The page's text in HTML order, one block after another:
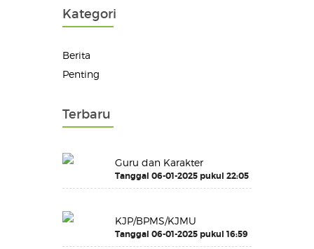
Kategori
Berita
Penting
Terbaru
Guru dan Karakter
Tanggal 06-01-2025 pukul 22:05
KJP/BPMS/KJMU
Tanggal 06-01-2025 pukul 16:59